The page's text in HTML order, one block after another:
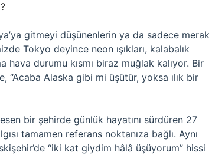
gitmeyi düşünenlerin ya da sadece merak
Tokyo deyince neon ışıkları, kalabalık
hava durumu kısmı biraz muğlak kalıyor. Bir
“Acaba Alaska gibi mi üşütür, yoksa ılık bir
bir şehirde günlük hayatını sürdüren 27
tamamen referans noktanıza bağlı. Aynı
“iki kat giydim hâlâ üşüyorum” hissi